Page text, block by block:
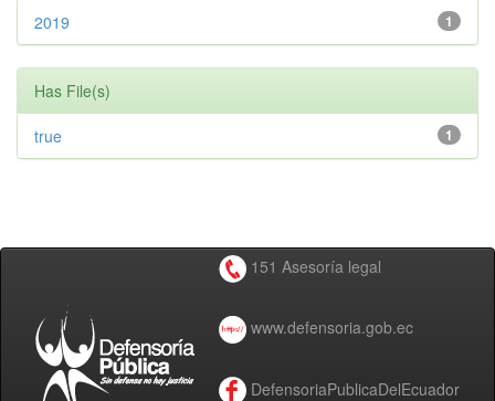
1
2019
Has File(s)
1
true
151 Asesoría legal
www.defensoria.gob.ec
DefensoriaPublicaDelEcuador